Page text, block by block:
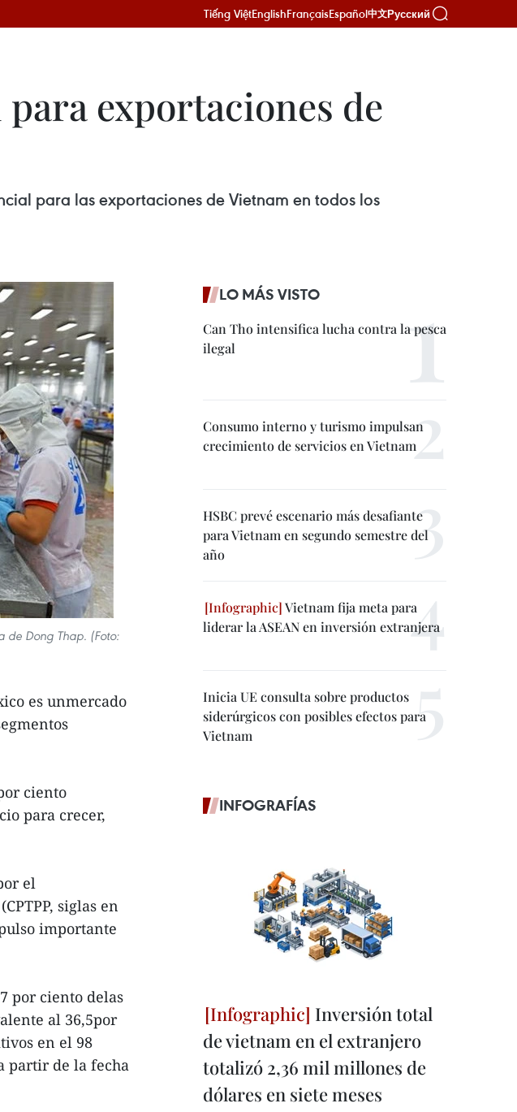
Tiếng ViệtEnglishFrançaisEspañol中文Русский
exportaciones de
para las exportaciones de Vietnam en todos los
de Dong Thap. (Foto:
es unmercado
ciento
para crecer,
el
siglas en
importante
por ciento delas
al 36,5por
en el 98
partir de la fecha
LO MÁS VISTO
Can Tho intensifica lucha contra la pesca
ilegal
Consumo interno y turismo impulsan
crecimiento de servicios en Vietnam
HSBC prevé escenario más desafiante
para Vietnam en segundo semestre del
año
Vietnam fija meta para
liderar la ASEAN en inversión extranjera
Inicia UE consulta sobre productos
siderúrgicos con posibles efectos para
Vietnam
INFOGRAFÍAS
Inversión total
de vietnam en el extranjero
totalizó 2,36 mil millones de
dólares en siete meses